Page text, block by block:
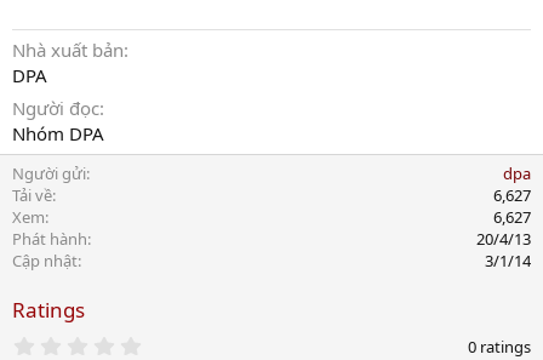
Nhà xuất bản
DPA
Người đọc
Nhóm DPA
Người gửi
dpa
Tải về
6,627
Xem
6,627
Phát hành
20/4/13
Cập nhật
3/1/14
Ratings
0 ratings